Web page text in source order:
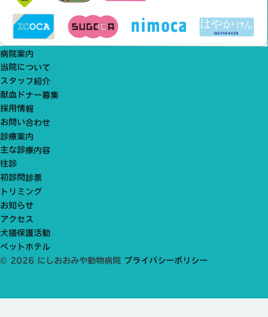
病院案内
当院について
スタッフ紹介
献血ドナー募集
採用情報
お問い合わせ
診療案内
主な診療内容
往診
初診問診票
トリミング
お知らせ
アクセス
犬猫保護活動
ペットホテル
© 2026 にしおおみや動物病院 プライバシーポリシー